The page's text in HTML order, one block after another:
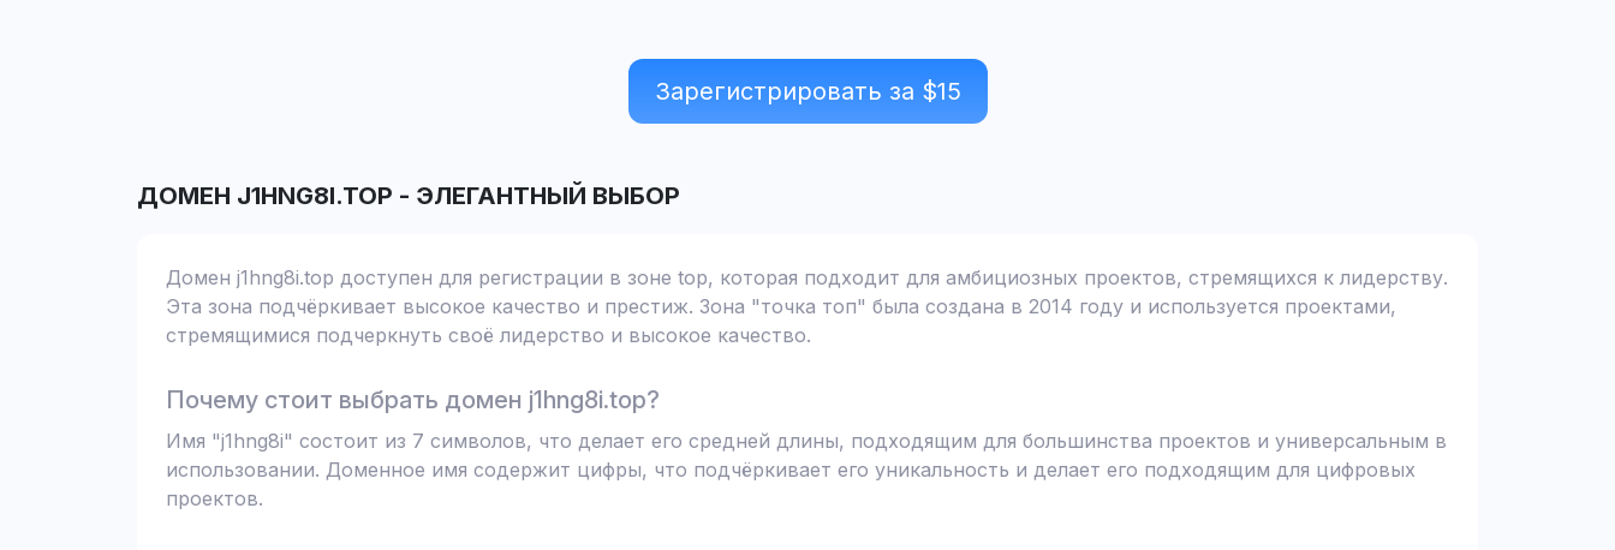
Зарегистрировать за $15
ДОМЕН J1HNG8I.TOP - ЭЛЕГАНТНЫЙ ВЫБОР
Домен j1hng8i.top доступен для регистрации в зоне top, которая подходит для амбициозных проектов, стремящихся к лидерству.
Эта зона подчёркивает высокое качество и престиж. Зона "точка топ" была создана в 2014 году и используется проектами,
стремящимися подчеркнуть своё лидерство и высокое качество.
Почему стоит выбрать домен j1hng8i.top?
Имя "j1hng8i" состоит из 7 символов, что делает его средней длины, подходящим для большинства проектов и универсальным в
использовании. Доменное имя содержит цифры, что подчёркивает его уникальность и делает его подходящим для цифровых
проектов.